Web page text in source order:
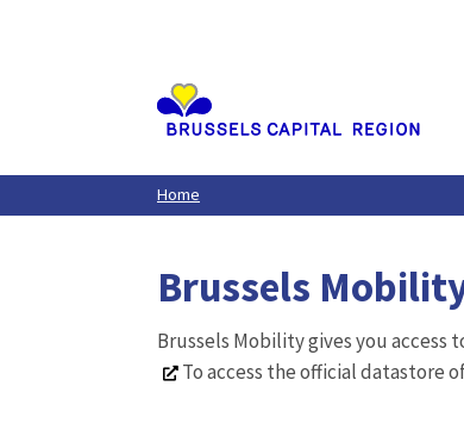
Home
Brussels
Brussels Mobility gives you
To access the official datastore